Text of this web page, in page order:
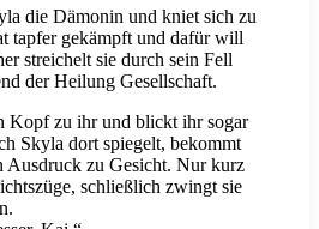
die Dämonin und kniet sich zu
tapfer gekämpft und dafür will
streichelt sie durch sein Fell
der Heilung Gesellschaft.
Kopf zu ihr und blickt ihr sogar
Skyla dort spiegelt, bekommt
Ausdruck zu Gesicht. Nur kurz
schließlich zwingt sie